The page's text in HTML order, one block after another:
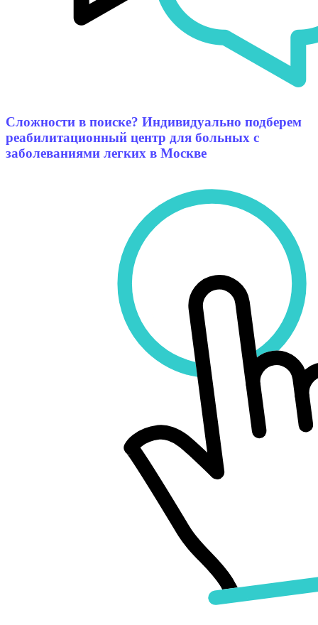
Сложности в поиске? Индивидуально подберем
реабилитационный центр для больных с
заболеваниями легких в Москве